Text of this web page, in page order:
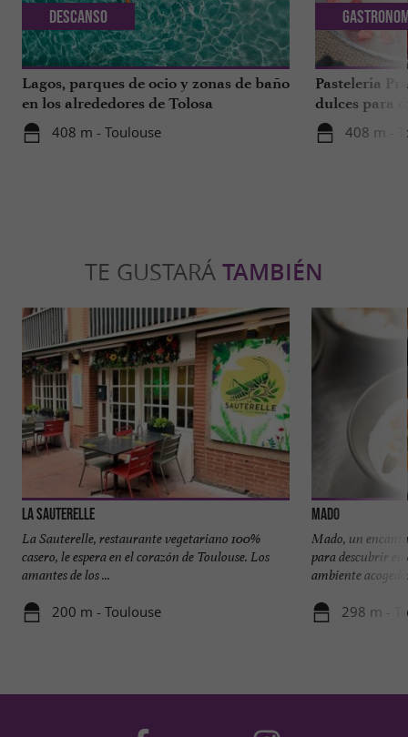
Lagos, parques de ocio y zonas de baño
en los alrededores de Tolosa
408 m - Toulouse
Descanso
Pastelería
dulces para
a 1 hora de
408 m -
TE GUSTARÁ TAMBIÉN
La Sauterelle
La Sauterelle, restaurante vegetariano 100%
casero, le espera en el corazón de Toulouse. Los
amantes de los ...
200 m - Toulouse
Mado
Mado, un
para descubrir
ambiente
298 m -